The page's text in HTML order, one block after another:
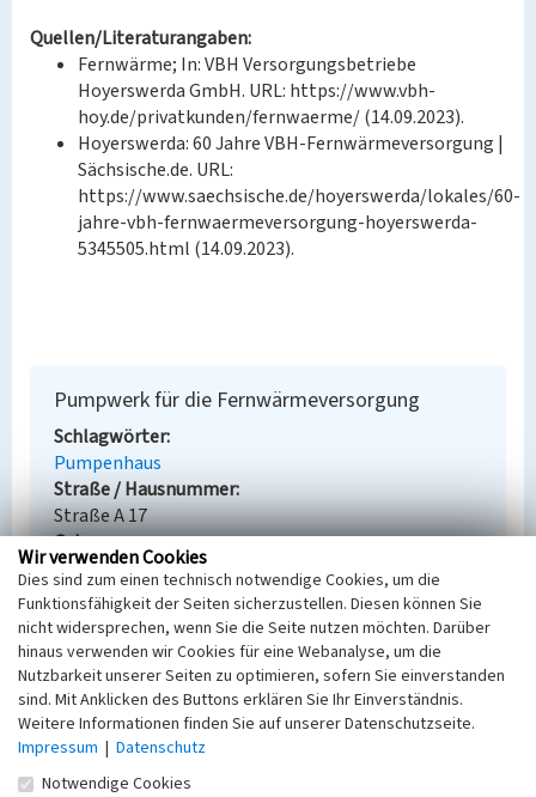
Quellen/Literaturangaben:
Fernwärme; In: VBH Versorgungsbetriebe
Hoyerswerda GmbH. URL: https://www.vbh-
hoy.de/privatkunden/fernwaerme/ (14.09.2023).
Hoyerswerda: 60 Jahre VBH-Fernwärmeversorgung |
Sächsische.de. URL:
https://www.saechsische.de/hoyerswerda/lokales/60-
jahre-vbh-fernwaermeversorgung-hoyerswerda-
5345505.html (14.09.2023).
Pumpwerk für die Fernwärmeversorgung
Schlagwörter
Pumpenhaus
Straße / Hausnummer
Straße A 17
Ort
Hoyerswerda - Zeißig
Alternativer Ortsname
Cisk
Fachsicht(en)
Denkmalpflege
Erfassungsmaßstab
Keine Angabe
Erfassungsmethode
Übernahme aus externer Fachdatenbank
Wir verwenden Cookies
Dies sind zum einen technisch notwendige Cookies, um die
Funktionsfähigkeit der Seiten sicherzustellen. Diesen können Sie
nicht widersprechen, wenn Sie die Seite nutzen möchten. Darüber
hinaus verwenden wir Cookies für eine Webanalyse, um die
Nutzbarkeit unserer Seiten zu optimieren, sofern Sie einverstanden
sind. Mit Anklicken des Buttons erklären Sie Ihr Einverständnis.
Weitere Informationen finden Sie auf unserer Datenschutzseite.
Impressum | Datenschutz
Notwendige Cookies